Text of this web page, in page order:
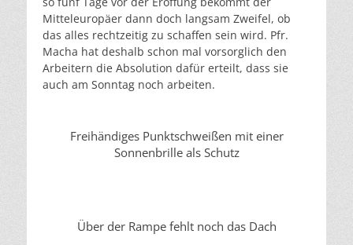
Mitteleuropäer dann doch langsam Zweifel, ob
das alles rechtzeitig zu schaffen sein wird. Pfr.
Macha hat deshalb schon mal vorsorglich den
Arbeitern die Absolution dafür erteilt, dass sie
auch am Sonntag noch arbeiten.
Freihändiges Punktschweißen mit einer
Sonnenbrille als Schutz
Über der Rampe fehlt noch das Dach